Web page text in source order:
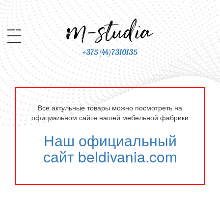
+375(44)7310135
Все актульные товары можно посмотреть на
официальном сайте нашей мебельной фабрики
Наш официальный
сайт beldivania.com